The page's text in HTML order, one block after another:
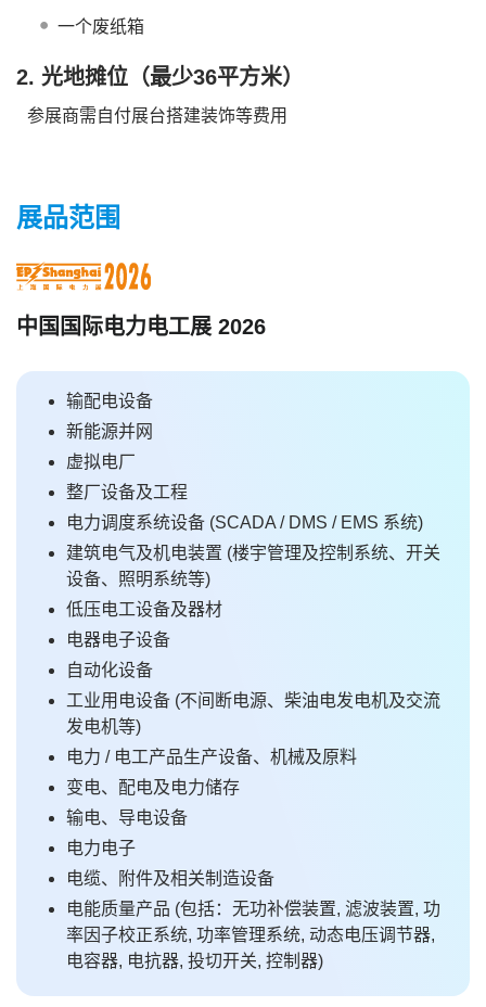
一个废纸箱
2. 光地摊位（最少36平方米）
参展商需自付展台搭建装饰等费用
展品范围
中国国际电力电工展 2026
输配电设备
新能源并网
虚拟电厂
整厂设备及工程
电力调度系统设备 (SCADA / DMS / EMS 系统)
建筑电气及机电装置 (楼宇管理及控制系统、开关
设备、照明系统等)
低压电工设备及器材
电器电子设备
自动化设备
工业用电设备 (不间断电源、柴油电发电机及交流
发电机等)
电力 / 电工产品生产设备、机械及原料
变电、配电及电力储存
输电、导电设备
电力电子
电缆、附件及相关制造设备
电能质量产品 (包括：无功补偿装置, 滤波装置, 功
率因子校正系统, 功率管理系统, 动态电压调节器,
电容器, 电抗器, 投切开关, 控制器)